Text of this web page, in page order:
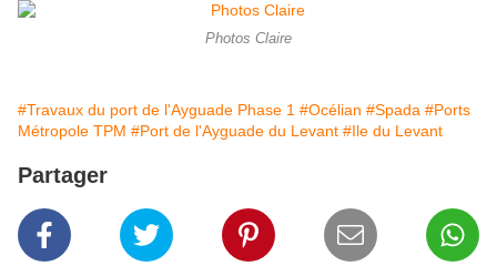
Photos Claire
#Travaux du port de l'Ayguade Phase 1 #Océlian #Spada #Ports
Métropole TPM #Port de l'Ayguade du Levant #Ile du Levant
Partager